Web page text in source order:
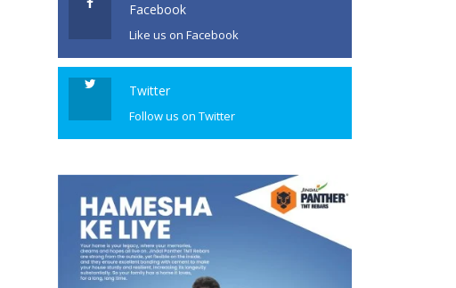
Facebook
Like us on Facebook
Twitter
Follow us on Twitter